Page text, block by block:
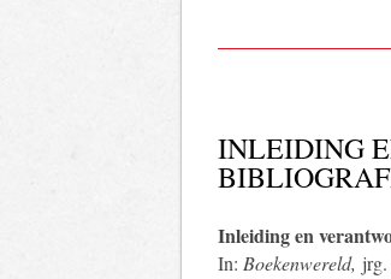
INLEIDING
Inleiding en
In: Boekenwereld,